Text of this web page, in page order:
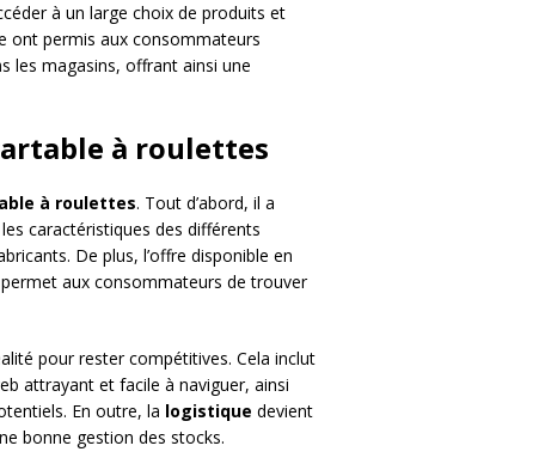
à un large choix de produits et
ont permis aux consommateurs
les magasins, offrant ainsi une
à roulettes
à roulettes. Tout d’abord, il a
caractéristiques des différents
De plus, l’offre disponible en
aux consommateurs de trouver
pour rester compétitives. Cela inclut
attrayant et facile à naviguer, ainsi
En outre, la logistique devient
bonne gestion des stocks.